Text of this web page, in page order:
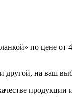
по цене
другой, на ваш
продукции